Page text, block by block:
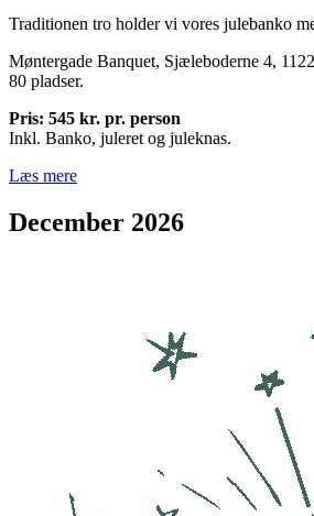
Traditionen tro holder vi vores julebanko
Møntergade Banquet, Sjæleboderne 4,
80 pladser.
Pris: 545 kr. pr. person
Inkl. Banko, juleret og juleknas.
Læs mere
December 2026